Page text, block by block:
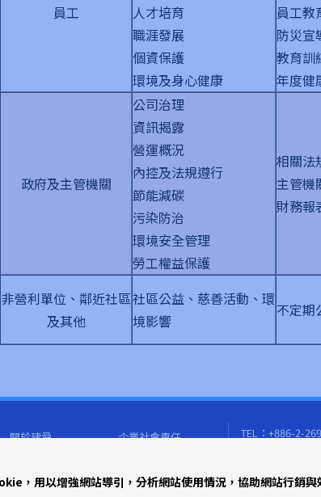
員工
人才培育
職涯發展
個資保護
環境及身心健康
員工教
防災宣
教育訓
年度健
政府及主管機關
公司治理
資訊揭露
營運概況
內控及法規遵行
節能減碳
污染防治
環境安全管理
勞工權益保護
相關法
主管機
財務報
非營利單位、鄰近社區
及其他
社區公益、慈善活動、環
境影響
不定期
關於建舜
企業社會責任
投資者專區
聯絡我們
TEL：+886-2-
，用以增強網站導引，分析網站使用情況，協助網站行銷與